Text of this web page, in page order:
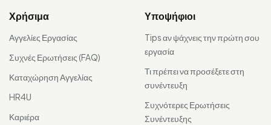
Χρήσιμα
Αγγελίες Εργασίας
Συχνές Ερωτήσεις (FAQ)
Καταχώρηση Αγγελίας
HR4U
Καριέρα
Υποψήφιοι
Tips αν ψάχνεις την πρώτη σου
εργασία
Τι πρέπει να προσέξετε στη
συνέντευξη
Συχνότερες Ερωτήσεις
Συνέντευξης